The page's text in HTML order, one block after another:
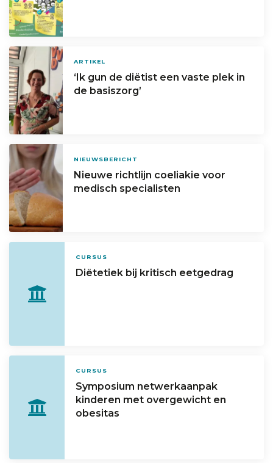
ARTIKEL
‘Ik gun de diëtist een vaste plek in
de basiszorg’
NIEUWSBERICHT
Nieuwe richtlijn coeliakie voor
medisch specialisten
CURSUS
Diëtetiek bij kritisch eetgedrag
CURSUS
Symposium netwerkaanpak
kinderen met overgewicht en
obesitas